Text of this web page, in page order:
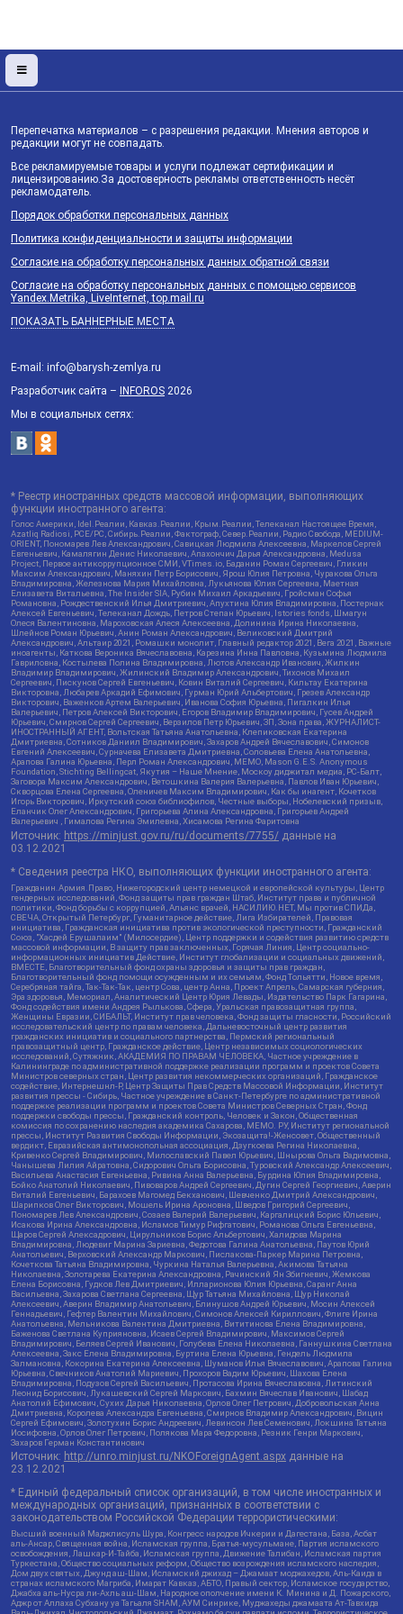
Перепечатка материалов – с разрешения редакции. Мнения авторов и
редакции могут не совпадать.
Все рекламируемые товары и услуги подлежат сертификации и
лицензированию.За достоверность рекламы ответственность несёт
рекламодатель.
Порядок обработки персональных данных
Политика конфиденциальности и защиты информации
Согласие на обработку персональных данных обратной связи
Согласие на обработку персональных данных с помощью сервисов
Yandex.Metrika, LiveInternet, top.mail.ru
ПОКАЗАТЬ БАННЕРНЫЕ МЕСТА
E-mail: info@barysh-zemlya.ru
Разработчик сайта – INFOROS 2026
Мы в социальных сетях:
* Реестр иностранных средств массовой информации, выполняющих
функции иностранного агента:
Голос Америки, Idel.Реалии, Кавказ.Реалии, Крым.Реалии, Телеканал Настоящее Время,
Azatliq Radiosi, PCE/PC, Сибирь.Реалии, Фактограф, Север.Реалии, Радио Свобода, MEDIUM-
ORIENT, Пономарев Лев Александрович, Савицкая Людмила Алексеевна, Маркелов Сергей
Евгеньевич, Камалягин Денис Николаевич, Апахончич Дарья Александровна, Medusa
Project, Первое антикоррупционное СМИ, VTimes.io, Баданин Роман Сергеевич, Гликин
Максим Александрович, Маняхин Петр Борисович, Ярош Юлия Петровна, Чуракова Ольга
Владимировна, Железнова Мария Михайловна, Лукьянова Юлия Сергеевна, Маетная
Елизавета Витальевна, The Insider SIA, Рубин Михаил Аркадьевич, Гройсман Софья
Романовна, Рождественский Илья Дмитриевич, Апухтина Юлия Владимировна, Постернак
Алексей Евгеньевич, Телеканал Дождь, Петров Степан Юрьевич, Istories fonds, Шмагун
Олеся Валентиновна, Мароховская Алеся Алексеевна, Долинина Ирина Николаевна,
Шлейнов Роман Юрьевич, Анин Роман Александрович, Великовский Дмитрий
Александрович, Альтаир 2021, Ромашки монолит, Главный редактор 2021, Вега 2021, Важные
иноагенты, Каткова Вероника Вячеславовна, Карезина Инна Павловна, Кузьмина Людмила
Гавриловна, Костылева Полина Владимировна, Лютов Александр Иванович, Жилкин
Владимир Владимирович, Жилинский Владимир Александрович, Тихонов Михаил
Сергеевич, Пискунов Сергей Евгеньевич, Ковин Виталий Сергеевич, Кильтау Екатерина
Викторовна, Любарев Аркадий Ефимович, Гурман Юрий Альбертович, Грезев Александр
Викторович, Важенков Артем Валерьевич, Иванова София Юрьевна, Пигалкин Илья
Валерьевич, Петров Алексей Викторович, Егоров Владимир Владимирович, Гусев Андрей
Юрьевич, Смирнов Сергей Сергеевич, Верзилов Петр Юрьевич, ЗП, Зона права, ЖУРНАЛИСТ-
ИНОСТРАННЫЙ АГЕНТ, Вольтская Татьяна Анатольевна, Клепиковская Екатерина
Дмитриевна, Сотников Даниил Владимирович, Захаров Андрей Вячеславович, Симонов
Евгений Алексеевич, Сурначева Елизавета Дмитриевна, Соловьева Елена Анатольевна,
Арапова Галина Юрьевна, Перл Роман Александрович, МЕМО, Mason G.E.S. Anonymous
Foundation, Stichting Bellingcat, Якутия – Наше Мнение, Москоу диджитал медиа, РС-Балт,
Заговора Максим Александрович, Ветошкина Валерия Валерьевна, Павлов Иван Юрьевич,
Скворцова Елена Сергеевна, Оленичев Максим Владимирович, Как бы инагент, Кочетков
Игорь Викторович, Иркутский союз библиофилов, Честные выборы, Нобелевский призыв,
Еланчик Олег Александрович, Григорьева Алина Александровна, Григорьев Андрей
Валерьевич , Гималова Регина Эмилевна, Хисамова Регина Фаритовна
Источник: https://minjust.gov.ru/ru/documents/7755/ данные на
03.12.2021
* Сведения реестра НКО, выполняющих функции иностранного агента:
Гражданин.Армия.Право, Нижегородский центр немецкой и европейской культуры, Центр
гендерных исследований, Фонд защиты прав граждан Штаб, Институт права и публичной
политики, Фонд борьбы с коррупцией, Альянс врачей, НАСИЛИЮ.НЕТ, Мы против СПИДа,
СВЕЧА, Открытый Петербург, Гуманитарное действие, Лига Избирателей, Правовая
инициатива, Гражданская инициатива против экологической преступности, Гражданский
Союз, "Хасдей Ерушалаим" (Милосердие), Центр поддержки и содействия развитию средств
массовой информации, В защиту прав заключенных, Горячая Линия, Центр социально-
информационных инициатив Действие, Институт глобализации и социальных движений,
ВМЕСТЕ, Благотворительный фонд охраны здоровья и защиты прав граждан,
Благотворительный фонд помощи осужденным и их семьям, Фонд Тольятти, Новое время,
Серебряная тайга, Так-Так-Так, центр Сова, центр Анна, Проект Апрель, Самарская губерния,
Эра здоровья, Мемориал, Аналитический Центр Юрия Левады, Издательство Парк Гагарина,
Фонд содействия имени Андрея Рылькова, Сфера, Уральская правозащитная группа,
Женщины Евразии, СИБАЛЬТ, Институт прав человека, Фонд защиты гласности, Российский
исследовательский центр по правам человека, Дальневосточный центр развития
гражданских инициатив и социального партнерства, Пермский региональный
правозащитный центр, Гражданское действие, Центр независимых социологических
исследований, Сутяжник, АКАДЕМИЯ ПО ПРАВАМ ЧЕЛОВЕКА, Частное учреждение в
Калининграде по административной поддержке реализации программ и проектов Совета
Министров северных стран, Центр развития некоммерческих организаций, Гражданское
содействие, Интернешнл-Р, Центр Защиты Прав Средств Массовой Информации, Институт
развития прессы - Сибирь, Частное учреждение в Санкт-Петербурге по административной
поддержке реализации программ и проектов Совета Министров Северных Стран, Фонд
поддержки свободы прессы, Гражданский контроль, Человек и Закон, Общественная
комиссия по сохранению наследия академика Сахарова, МЕМО. РУ, Институт региональной
прессы, Институт Развития Свободы Информации, Экозащита!-Женсовет, Общественный
вердикт, Евразийская антимонопольная ассоциация, Дзугкоева Регина Николаевна,
Кривенко Сергей Владимирович, Милославский Павел Юрьевич, Шнырова Ольга Вадимовна,
Чанышева Лилия Айратовна, Сидорович Ольга Борисовна, Туровский Александр Алексеевич,
Васильева Анастасия Евгеньевна, Ривина Анна Валерьевна, Бурдина Юлия Владимировна,
Бойко Анатолий Николаевич, Пивоваров Андрей Сергеевич, Дугин Сергей Георгиевич, Аверин
Виталий Евгеньевич, Барахоев Магомед Бекханович, Шевченко Дмитрий Александрович,
Шарипков Олег Викторович, Мошель Ирина Ароновна, Шведов Григорий Сергеевич,
Пономарев Лев Александрович, Созаев Валерий Валерьевич, Каргалицкий Борис Юльевич,
Исакова Ирина Александровна, Исламов Тимур Рифгатович, Романова Ольга Евгеньевна,
Щаров Сергей Алексадрович, Цирульников Борис Альбертович, Халидова Марина
Владимировна, Людевиг Марина Зариевна, Федотова Галина Анатольевна, Паутов Юрий
Анатольевич, Верховский Александр Маркович, Пислакова-Паркер Марина Петровна,
Кочеткова Татьяна Владимировна, Чуркина Наталья Валерьевна, Акимова Татьяна
Николаевна, Золотарева Екатерина Александровна, Рачинский Ян Збигневич, Жемкова
Елена Борисовна, Гудков Лев Дмитриевич, Илларионова Юлия Юрьевна, Саранг Анна
Васильевна, Захарова Светлана Сергеевна, Щур Татьяна Михайловна, Щур Николай
Алексеевич, Аверин Владимир Анатольевич, Блинушов Андрей Юрьевич, Мосин Алексей
Геннадьевич, Гефтер Валентин Михайлович, Симонов Алексей Кириллович, Флиге Ирина
Анатольевна, Мельникова Валентина Дмитриевна, Вититинова Елена Владимировна,
Баженова Светлана Куприяновна, Исаев Сергей Владимирович, Максимов Сергей
Владимирович, Беляев Сергей Иванович, Голубева Елена Николаевна, Ганнушкина Светлана
Алексеевна, Закс Елена Владимировна, Буртина Елена Юрьевна, Гендель Людмила
Залмановна, Кокорина Екатерина Алексеевна, Шуманов Илья Вячеславович, Арапова Галина
Юрьевна, Свечников Анатолий Мариевич, Прохоров Вадим Юрьевич, Шахова Елена
Владимировна, Подузов Сергей Васильевич, Протасова Ирина Вячеславовна, Литинский
Леонид Борисович, Лукашевский Сергей Маркович, Бахмин Вячеслав Иванович, Шабад
Анатолий Ефимович, Сухих Дарья Николаевна, Орлов Олег Петрович, Добровольская Анна
Дмитриевна, Королева Александра Евгеньевна, Смирнов Владимир Александрович, Вицин
Сергей Ефимович, Золотухин Борис Андреевич, Левинсон Лев Семенович, Локшина Татьяна
Иосифовна, Орлов Олег Петрович, Полякова Мара Федоровна, Резник Генри Маркович,
Захаров Герман Константинович
Источник: http://unro.minjust.ru/NKOForeignAgent.aspx данные на
23.12.2021
* Единый федеральный список организаций, в том числе иностранных и
международных организаций, признанных в соответствии с
законодательством Российской Федерации террористическими:
Высший военный Маджлисуль Шура, Конгресс народов Ичкерии и Дагестана, База, Асбат
аль-Ансар, Священная война, Исламская группа, Братья-мусульмане, Партия исламского
освобождения, Лашкар-И-Тайба, Исламская группа, Движение Талибан, Исламская партия
Туркестана, Общество социальных реформ, Общество возрождения исламского наследия,
Дом двух святых, Джунд аш-Шам, Исламский джихад – Джамаат моджахедов, Аль-Каида в
странах исламского Магриба, Имарат Кавказ, АБТО, Правый сектор, Исламское государство,
Джабха аль-Нусра ли-Ахль аш-Шам, Народное ополчение имени К. Минина и Д. Пожарского,
Аджр от Аллаха Субхану уа Тагьаля SHAM, АУМ Синрике, Муджахеды джамаата Ат-Тавхида